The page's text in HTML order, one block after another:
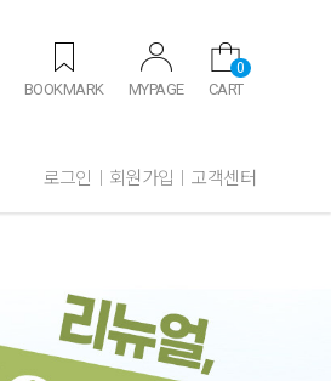
BOOKMARK MYPAGE CART
0
로그인 회원가입 고객센터